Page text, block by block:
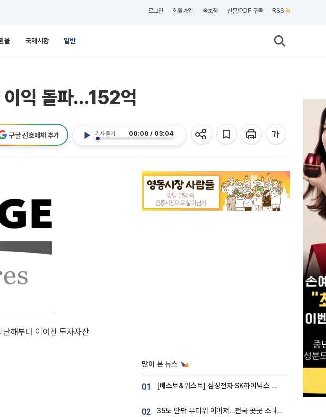
로그인 회원가입 속보창 신문/PDF 구독 RSS
율 국제시황 일반
이익 돌파…152억
기사 듣기 00:00 / 03:04
구글 선호매체 추가
난해부터 이어진 투자자산
많이 본 뉴스
01 [베스트&워스트] 삼성전자·SK하이닉스 밀린 한 주…상상인증권은 85% 급등
02 35도 안팎 무더위 이어져…전국 곳곳 소나기 [오늘 날씨]